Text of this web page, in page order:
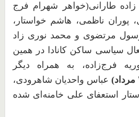
طارانی(خواهر شهرام فرج
پوران ناظمی، هاشم خواستار،
مرتضوی و محمد نوری زاد
سیاسی ساکن کانادا در همین
فرج‌زاده، به همراه دیگر
مرداد)عباس واحدیان شاهرودی،
استعفای علی خامنه‌ای شده